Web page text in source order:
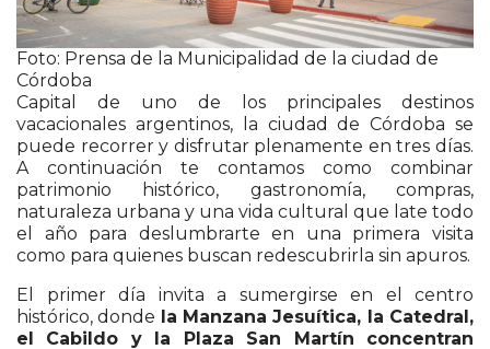
Foto: Prensa de la Municipalidad de la ciudad de
Córdoba
Capital de uno de los principales destinos
vacacionales argentinos, la ciudad de Córdoba se
puede recorrer y disfrutar plenamente en tres días.
A continuación te contamos como combinar
patrimonio histórico, gastronomía, compras,
naturaleza urbana y una vida cultural que late todo
el año para deslumbrarte en una primera visita
como para quienes buscan redescubrirla sin apuros.
El primer día invita a sumergirse en el centro
histórico, donde la Manzana Jesuítica, la Catedral,
el Cabildo y la Plaza San Martín concentran